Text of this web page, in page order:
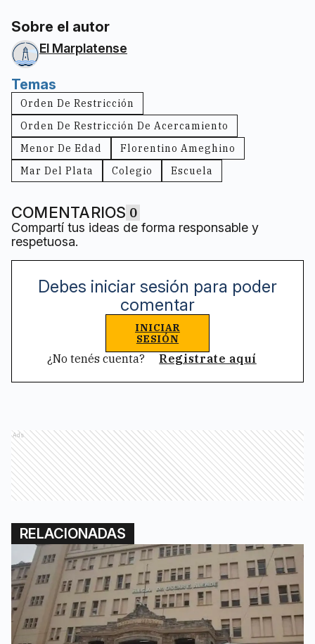
Sobre el autor
El Marplatense
Temas
Orden De Restricción
Orden De Restricción De Acercamiento
Menor De Edad
Florentino Ameghino
Mar Del Plata
Colegio Escuela
COMENTARIOS 0
Compartí tus ideas de forma responsable y
respetuosa.
Debes iniciar sesión para poder
comentar
INICIAR
SESIÓN
¿No tenés cuenta? Registrate aquí
Ads
RELACIONADAS